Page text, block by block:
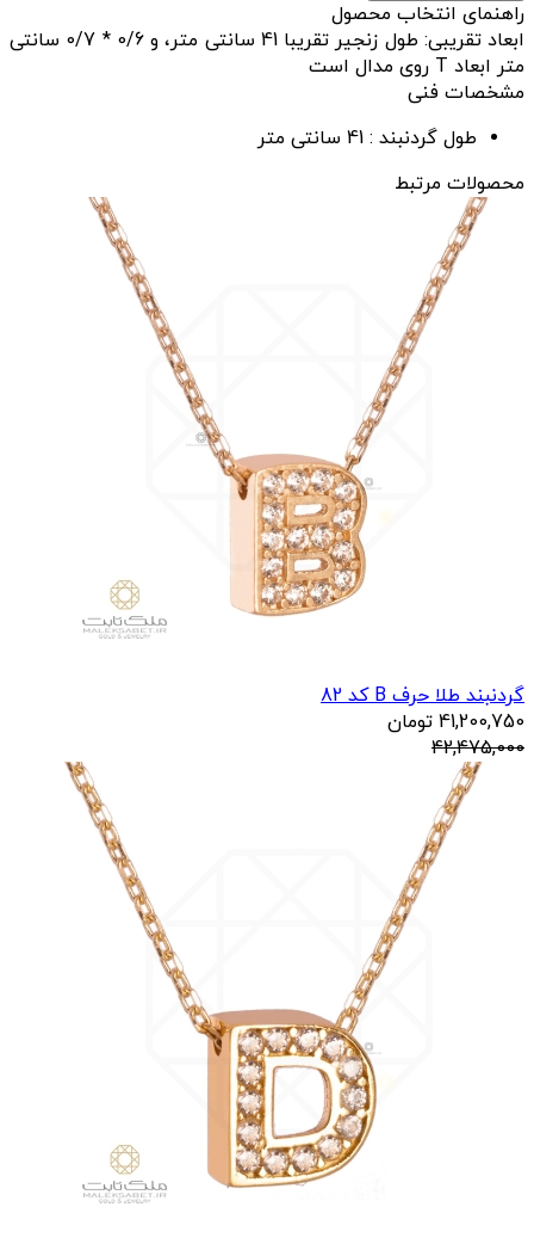
راهنمای انتخاب محصول
ابعاد تقریبی: طول زنجیر تقریبا 41 سانتی متر، و 0/6 * 0/7 سانتی
متر ابعاد T روی مدال است
مشخصات فنی
طول گردنبند : 41 سانتی متر
محصولات مرتبط
گردنبند طلا حرف B کد 82
41,200,750 تومان
42,475,000